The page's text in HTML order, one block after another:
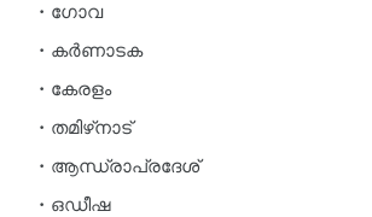
ഗോവ
കര്‍ണാടക
കേരളം
തമിഴ്‌നാട്‌
ആന്ധ്രാപ്രദേശ്
ഒഡീഷ